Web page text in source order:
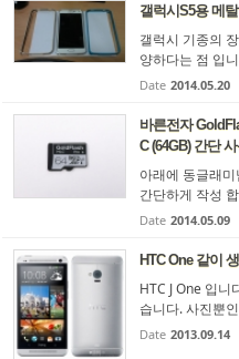
갤럭시S5용 메
갤럭시 기종의
양하다는 점 입
press에도 엄청
는 언제나 로망
는 방식이라서
는데요. 요즘은
식이 나와서 한
가격이나 너무
깔별로 3개를 구
Date 2014.05.20
바른전자
C (64GB) 간단
아래에 동글래
간단하게 작성
LASS10 UHS-I
이 TCL를 사용
금더 좋을 것으
다. 포장상태는
비하여 만원 정
윈도우에서 인
안하는 PC나 스
Date 2014.05.09
HTC One 같이
HTC J One 입
습니다. 사진뿐
ne 과 동일하며,
t) 가 업그레이
Date 2013.09.14